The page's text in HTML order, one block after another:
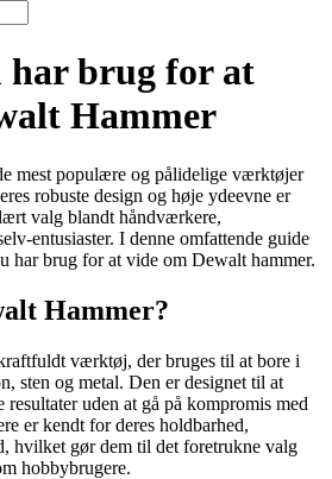
brug for at
Hammer
mest populære og pålidelige værktøjer
robuste design og høje ydeevne er
valg blandt håndværkere,
entusiaster. I denne omfattende guide
har brug for at vide om Dewalt hammer.
Hammer?
værktøj, der bruges til at bore i
sten og metal. Den er designet til at
uden at gå på kompromis med
er kendt for deres holdbarhed,
hvilket gør dem til det foretrukne valg
hobbybrugere.